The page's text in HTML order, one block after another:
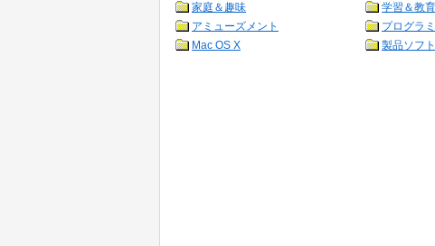
家庭＆趣味
学習＆教育
アミューズメント
プログラ
Mac OS X
製品ソフ